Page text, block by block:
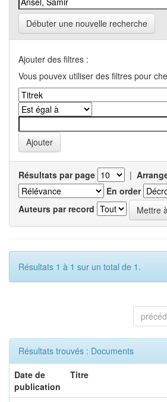
Débuter une nouvelle recherche
Ajouter des filtres :
Vous pouvex utiliser des filtres pour
Résultats par page |
En order
Auteurs par record
Résultats 1 à 1 sur un total de 1.
Résultats trouvés : Documents
Date de
publication
Titre